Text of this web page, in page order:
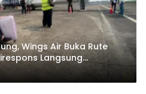
Wings Air Buka Rute
Langsung